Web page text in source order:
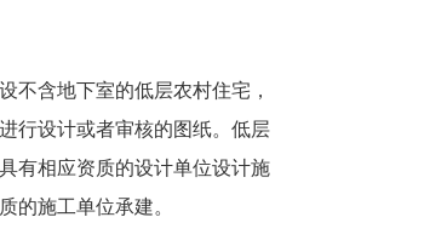
含地下室的低层农村住宅，
行设计或者审核的图纸。低层
有相应资质的设计单位设计施
的施工单位承建。